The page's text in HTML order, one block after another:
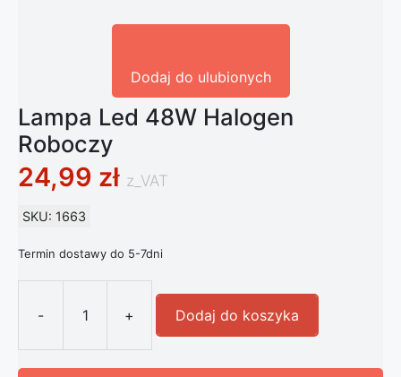
Dodaj do ulubionych
Lampa Led 48W Halogen
Roboczy
24,99 zł z_VAT
SKU: 1663
Termin dostawy do 5-7dni
-
ilość Lampa Led 48W Halogen
+ Dodaj do koszyka